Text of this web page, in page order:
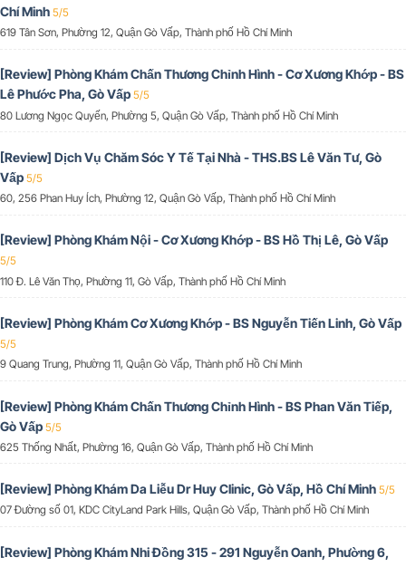
Chí Minh 5/5
619 Tân Sơn, Phường 12, Quận Gò Vấp, Thành phố Hồ Chí Minh
[Review] Phòng Khám Chấn Thương Chỉnh Hình - Cơ Xương Khớp - BS
Lê Phước Pha, Gò Vấp 5/5
80 Lương Ngọc Quyến, Phường 5, Quận Gò Vấp, Thành phố Hồ Chí Minh
[Review] Dịch Vụ Chăm Sóc Y Tế Tại Nhà - THS.BS Lê Văn Tư, Gò
Vấp 5/5
60, 256 Phan Huy Ích, Phường 12, Quận Gò Vấp, Thành phố Hồ Chí Minh
[Review] Phòng Khám Nội - Cơ Xương Khớp - BS Hồ Thị Lê, Gò Vấp
5/5
110 Đ. Lê Văn Thọ, Phường 11, Gò Vấp, Thành phố Hồ Chí Minh
[Review] Phòng Khám Cơ Xương Khớp - BS Nguyễn Tiến Linh, Gò Vấp
5/5
9 Quang Trung, Phường 11, Quận Gò Vấp, Thành phố Hồ Chí Minh
[Review] Phòng Khám Chấn Thương Chỉnh Hình - BS Phan Văn Tiếp,
Gò Vấp 5/5
625 Thống Nhất, Phường 16, Quận Gò Vấp, Thành phố Hồ Chí Minh
[Review] Phòng Khám Da Liễu Dr Huy Clinic, Gò Vấp, Hồ Chí Minh 5/5
07 Đường số 01, KDC CityLand Park Hills, Quận Gò Vấp, Thành phố Hồ Chí Minh
[Review] Phòng Khám Nhi Đồng 315 - 291 Nguyễn Oanh, Phường 6,